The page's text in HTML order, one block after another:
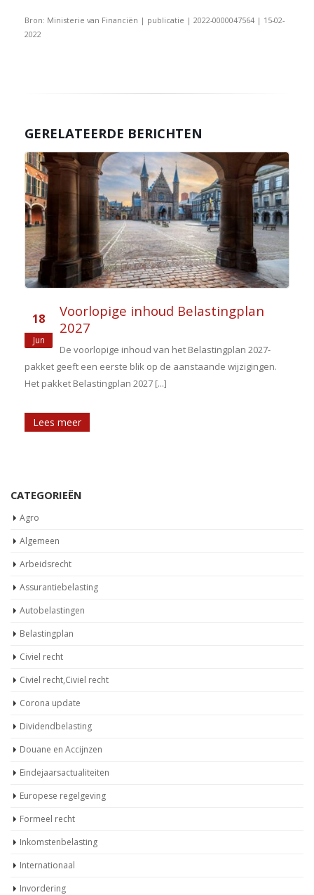
Bron: Ministerie van Financiën | publicatie | 2022-0000047564 | 15-02-
2022
GERELATEERDE BERICHTEN
18
Jun
Voorlopige inhoud Belastingplan
2027
De voorlopige inhoud van het Belastingplan 2027-
pakket geeft een eerste blik op de aanstaande wijzigingen.
Het pakket Belastingplan 2027 [...]
Lees meer
CATEGORIEËN
Agro
Algemeen
Arbeidsrecht
Assurantiebelasting
Autobelastingen
Belastingplan
Civiel recht
Civiel recht,Civiel recht
Corona update
Dividendbelasting
Douane en Accijnzen
Eindejaarsactualiteiten
Europese regelgeving
Formeel recht
Inkomstenbelasting
Internationaal
Invordering